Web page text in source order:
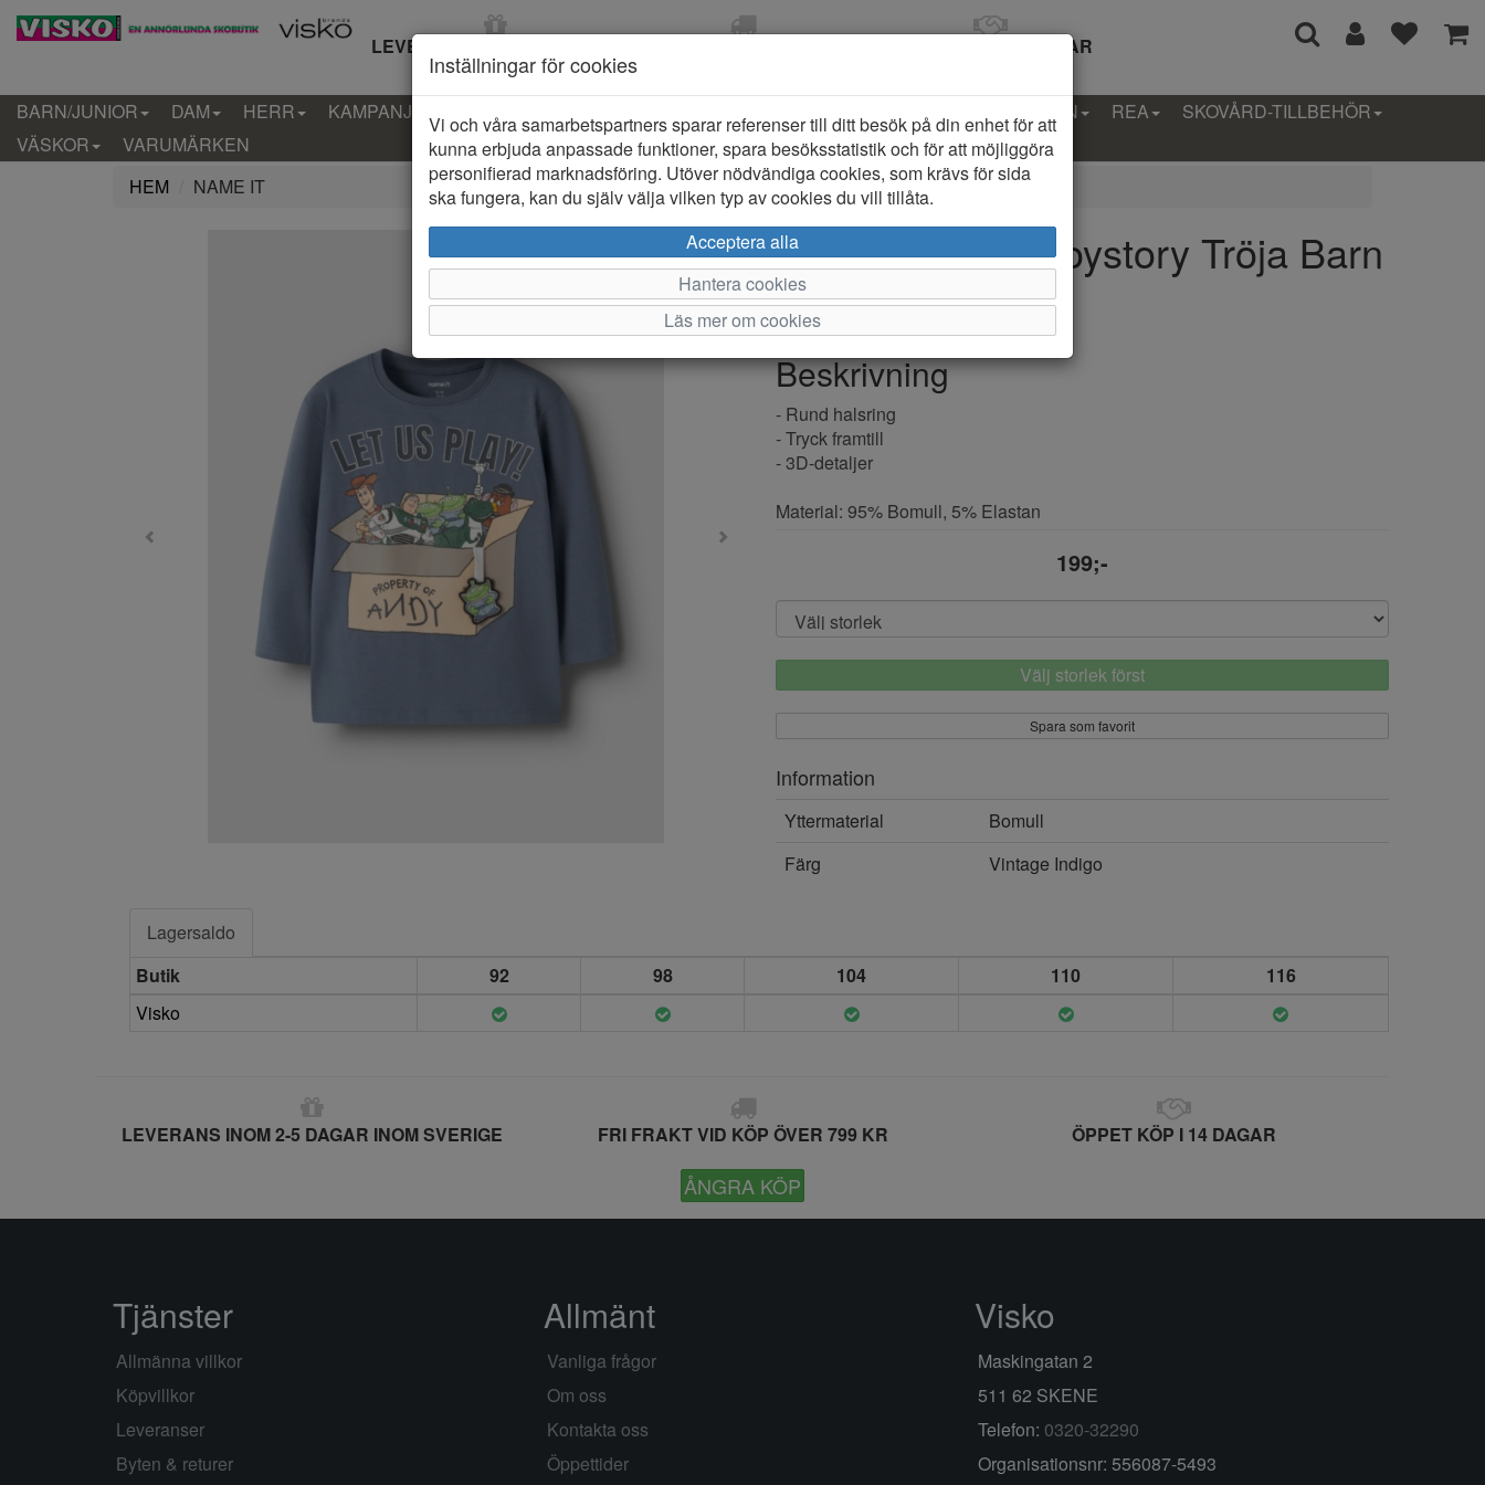
LEVERANS INOM 2-5 DAGAR ÖPPET KÖP I 14 DAGAR
BARN/JUNIOR DAM HERR KAMPANJ KLÄDER-BARN PROVKOLLEKTION REA
SKOVÅRD-TILLBEHÖR
VÄSKOR
VARUMÄRKEN
HEM
NAME IT
Name it Josba Toystory Tröja Barn
Varumärke: Name it
Artikelnummer: 2620039
Beskrivning
- Rund halsring
- Tryck framtill
- 3D-detaljer
Material: 95% Bomull, 5% Elastan
199;-
Välj storlek först
Spara som favorit
Information
Yttermaterial
Bomull
Färg
Vintage Indigo
Lagersaldo
Butik
92 98 104 110
116
Visko
LEVERANS INOM 2-5 DAGAR INOM SVERIGE FRI FRAKT VID KÖP ÖVER 799 KR ÖPPET KÖP I 14 DAGAR
ÅNGRA KÖP
Inställningar för cookies
Vi och våra samarbetspartners sparar referenser till ditt besök på din enhet för att
kunna erbjuda anpassade funktioner, spara besöksstatistik och för att möjliggöra
personifierad marknadsföring. Utöver nödvändiga cookies, som krävs för sida
ska fungera, kan du själv välja vilken typ av cookies du vill tillåta.
Acceptera alla
Hantera cookies
Läs mer om cookies
Tjänster
Allmänna villkor
Köpvillkor
Leveranser
Byten & returer
Allmänt
Vanliga frågor
Om oss
Kontakta oss
Öppettider
Visko
Maskingatan 2
511 62 SKENE
Telefon: 0320-32290
Organisationsnr: 556087-5493